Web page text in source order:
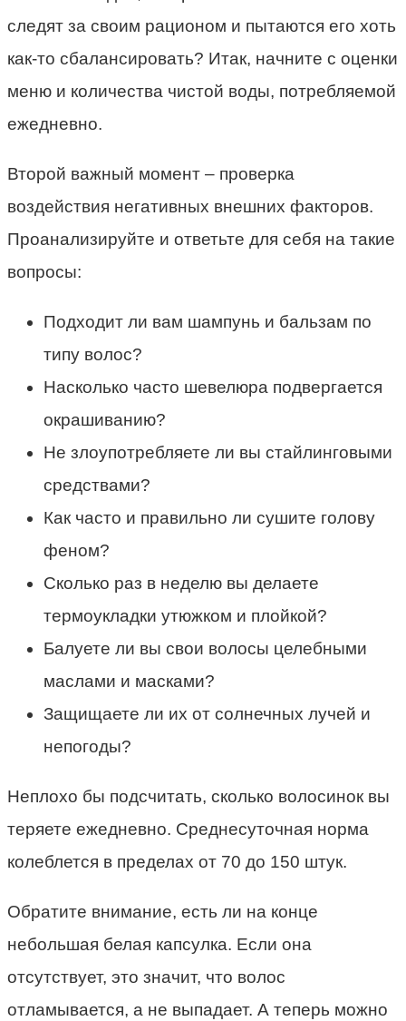
следят за своим рационом и пытаются его хоть
как-то сбалансировать? Итак, начните с оценки
меню и количества чистой воды, потребляемой
ежедневно.
Второй важный момент – проверка
воздействия негативных внешних факторов.
Проанализируйте и ответьте для себя на такие
вопросы:
Подходит ли вам шампунь и бальзам по
типу волос?
Насколько часто шевелюра подвергается
окрашиванию?
Не злоупотребляете ли вы стайлинговыми
средствами?
Как часто и правильно ли сушите голову
феном?
Сколько раз в неделю вы делаете
термоукладки утюжком и плойкой?
Балуете ли вы свои волосы целебными
маслами и масками?
Защищаете ли их от солнечных лучей и
непогоды?
Неплохо бы подсчитать, сколько волосинок вы
теряете ежедневно. Среднесуточная норма
колеблется в пределах от 70 до 150 штук.
Обратите внимание, есть ли на конце
небольшая белая капсулка. Если она
отсутствует, это значит, что волос
отламывается, а не выпадает. А теперь можно